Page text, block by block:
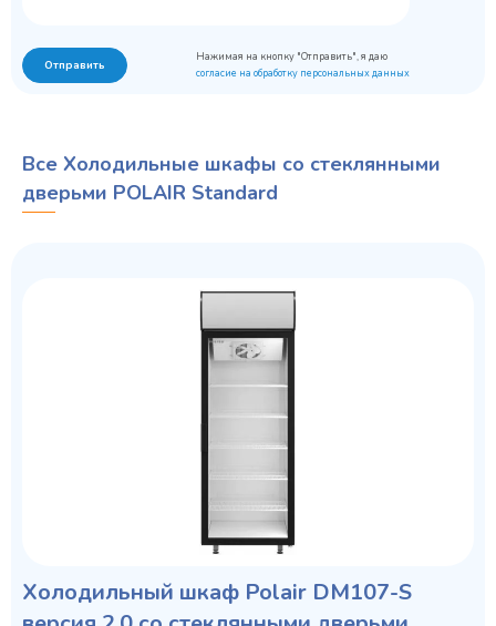
Отправить
Нажимая на кнопку "Отправить", я даю
согласие на обработку персональных данных
Все Холодильные шкафы со стеклянными
дверьми POLAIR Standard
Холодильный шкаф Polair DM107-S